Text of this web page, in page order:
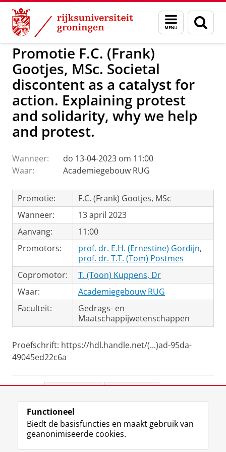
Skip
Content
Skip
Navigation
Menu
en
zoeken
GMW Activiteiten
Promotie F.C. (Frank)
Gootjes, MSc. Societal
discontent as a catalyst for
action. Explaining protest
and solidarity, why we help
and protest.
Wanneer:
do 13-04-2023 om 11:00
Waar:
Academiegebouw RUG
Promotie:
F.C. (Frank) Gootjes, MSc
Wanneer:
13 april 2023
Aanvang:
11:00
Promotors:
prof. dr. E.H. (Ernestine) Gordijn,
prof. dr. T.T. (Tom) Postmes
Copromotor:
T. (Toon) Kuppens, Dr
Waar:
Academiegebouw RUG
Faculteit:
Gedrags- en
Maatschappijwetenschappen
Proefschrift: https://hdl.handle.net/(...)ad-95da-
49045ed22c6a
View this page in:English
Functioneel
Biedt de basisfuncties en maakt gebruik van
geanonimiseerde cookies.